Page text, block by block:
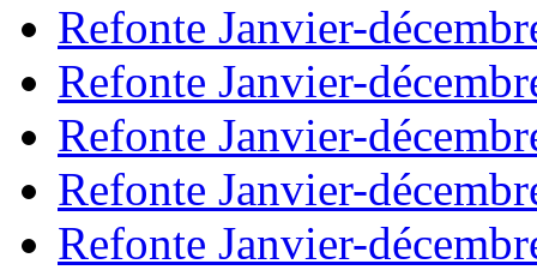
Refonte Janvier-
Refonte Janvier-
Refonte Janvier-
Refonte Janvier-
Refonte Janvier-